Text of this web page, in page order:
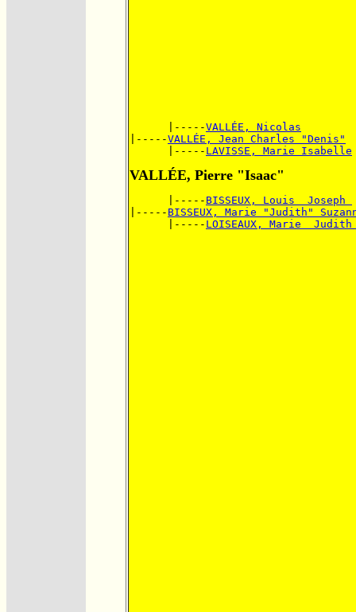
      |-----
VALLÉE, Nicolas
|-----VALLÉE, Jean Charles "Denis"
      |-----
LAVISSE, Marie Isabelle
VALLÉE, Pierre "Isaac"
      |-----
BISSEUX, Louis  Joseph
|----- BISSEUX, Marie "Judith"
      |-----
LOISEAUX, Marie